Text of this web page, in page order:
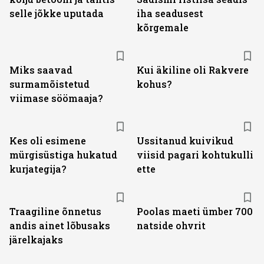
selle jõkke uputada
iha seadusest
kõrgemale
Miks saavad
surmamõistetud
viimase söömaaja?
Kui äkiline oli Rakvere
kohus?
Kes oli esimene
mürgisüstiga hukatud
kurjategija?
Ussitanud kuivikud
viisid pagari kohtukulli
ette
Traagiline õnnetus
andis ainet lõbusaks
järelkajaks
Poolas maeti ümber 700
natside ohvrit